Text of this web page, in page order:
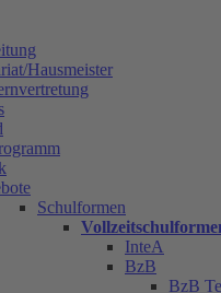
Hausmeister
Schulformen
InteA
BzB
BzB